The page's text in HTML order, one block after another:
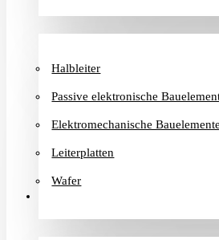
Halbleiter
Passive elektronische
Elektromechanische Bauelemente
Leiterplatten
Wafer